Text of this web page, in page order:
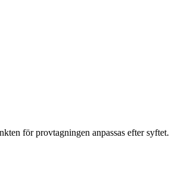
för provtagningen anpassas efter syftet.